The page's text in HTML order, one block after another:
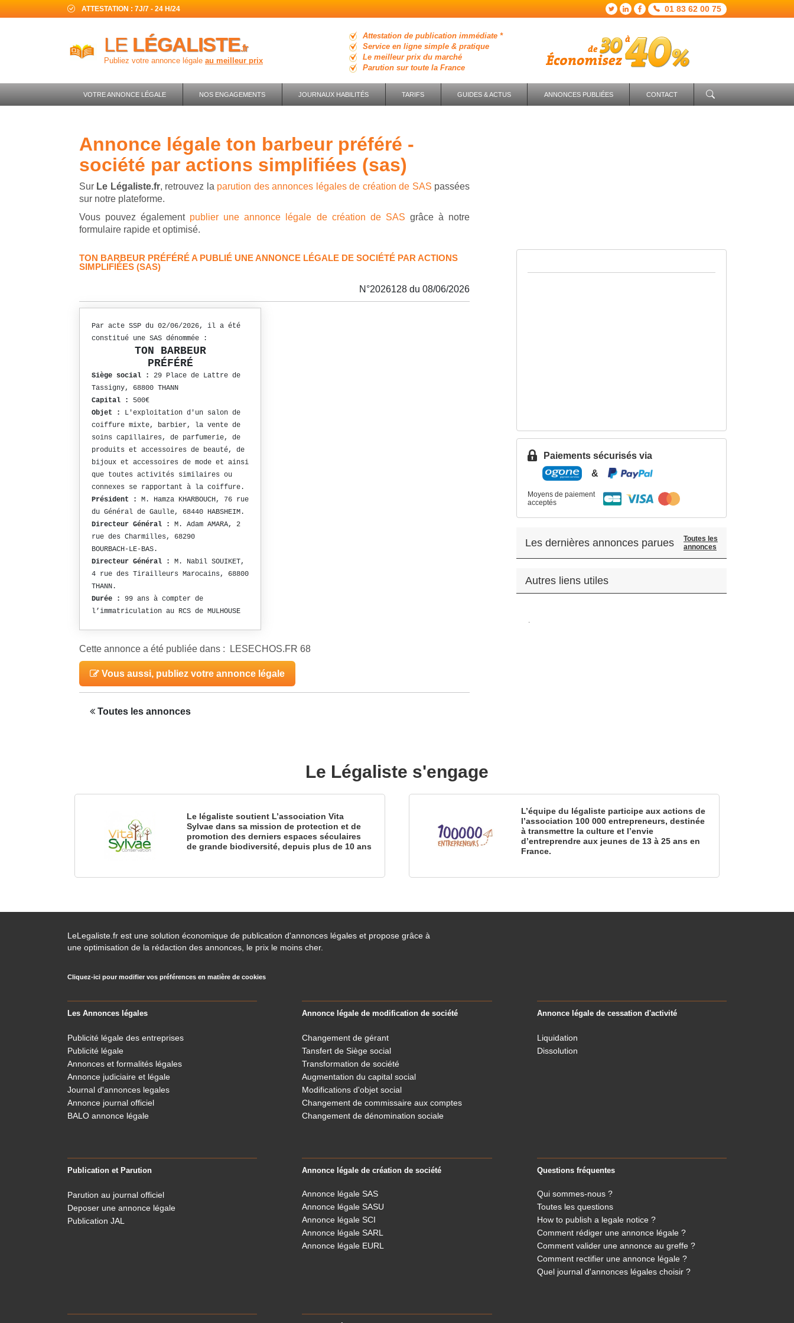
ATTESTATION : 7J/7 - 24 H/24 01 83 62 00 75
LE LÉGALISTE.fr
Publiez votre annonce légale au meilleur prix
Attestation de publication immédiate *
Service en ligne simple & pratique
Le meilleur prix du marché
Parution sur toute la France
VOTRE ANNONCE LÉGALE NOS ENGAGEMENTS JOURNAUX HABILITÉS TARIFS GUIDES & ACTUS ANNONCES PUBLIÉES CONTACT
annonce légale ton barbeur préféré -
société par actions simplifiées (sas)
Sur Le Légaliste.fr, retrouvez la parution des annonces légales de création de SAS passées
sur notre plateforme.
Vous pouvez également publier une annonce légale de création de SAS grâce à notre
formulaire rapide et optimisé.
TON BARBEUR PRÉFÉRÉ A PUBLIÉ UNE ANNONCE LÉGALE DE SOCIÉTÉ PAR ACTIONS
SIMPLIFIÉES (SAS)
N°2026128 du 08/06/2026
Par acte SSP du 02/06/2026, il a été
constitué une SAS dénommée :
TON BARBEUR
PRÉFÉRÉ
Siège social :
29 Place de Lattre de
Tassigny, 68800 THANN
Capital :
500€
Objet :
L'exploitation d'un salon de
coiffure mixte, barbier, la vente de
soins capillaires, de parfumerie, de
produits et accessoires de beauté, de
bijoux et accessoires de mode et ainsi
que toutes activités similaires ou
connexes se rapportant à la coiffure.
Président :
M. Hamza KHARBOUCH, 76 rue
du Général de Gaulle, 68440 HABSHEIM.
Directeur Général :
M. Adam AMARA, 2
rue des Charmilles, 68290
BOURBACH-LE-BAS.
Directeur Général :
M. Nabil SOUIKET,
4 rue des Tirailleurs Marocains, 68800
THANN.
Durée :
99 ans à compter de
l’immatriculation au RCS de MULHOUSE
Cette annonce a été publiée dans : LESECHOS.FR 68
Vous aussi, publiez votre annonce légale
Toutes les annonces
Paiements sécurisés via
&
Moyens de paiement
acceptés
Les dernières annonces parues
Toutes les
annonces
Autres liens utiles
.
Le Légaliste s'engage
Le légaliste soutient L’association Vita
Sylvae dans sa mission de protection et de
promotion des derniers espaces séculaires
de grande biodiversité, depuis plus de 10 ans
L’équipe du légaliste participe aux actions de
l’association 100 000 entrepreneurs, destinée
à transmettre la culture et l’envie
d’entreprendre aux jeunes de 13 à 25 ans en
France.
LeLegaliste.fr est une solution économique de publication d'annonces légales et propose grâce à
une optimisation de la rédaction des annonces, le prix le moins cher.
Cliquez-ici pour modifier vos préférences en matière de cookies
Les Annonces légales
Publicité légale des entreprises
Publicité légale
Annonces et formalités légales
Annonce judiciaire et légale
Journal d'annonces legales
Annonce journal officiel
BALO annonce légale
Annonce légale de modification de société
Changement de gérant
Tansfert de Siège social
Transformation de société
Augmentation du capital social
Modifications d'objet social
Changement de commissaire aux comptes
Changement de dénomination sociale
Annonce légale de cessation d'activité
Liquidation
Dissolution
Publication et Parution
Parution au journal officiel
Deposer une annonce légale
Publication JAL
Annonce légale de création de société
Annonce légale SAS
Annonce légale SASU
Annonce légale SCI
Annonce légale SARL
Annonce légale EURL
Questions fréquentes
Qui sommes-nous ?
Toutes les questions
How to publish a legale notice ?
Comment rédiger une annonce légale ?
Comment valider une annonce au greffe ?
Comment rectifier une annonce légale ?
Quel journal d'annonces légales choisir ?